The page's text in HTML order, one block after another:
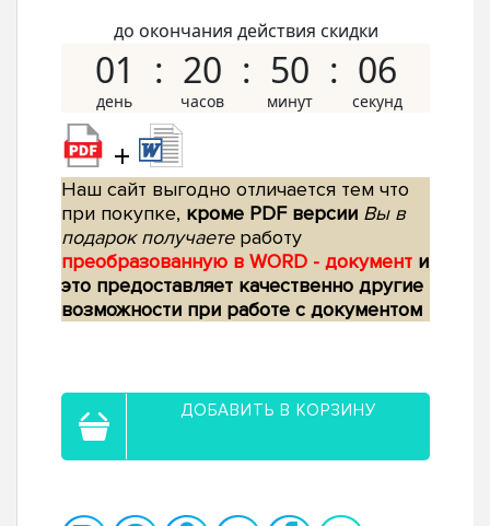
до окончания действия скидки
01 20 50 05
+
Наш сайт выгодно отличается тем что
при покупке, кроме PDF версии Вы в
подарок получаетеработу
преобразованную в WORD - документ и
это предоставляет качественно другие
возможности при работе с документом
ДОБАВИТЬ В КОРЗИНУ